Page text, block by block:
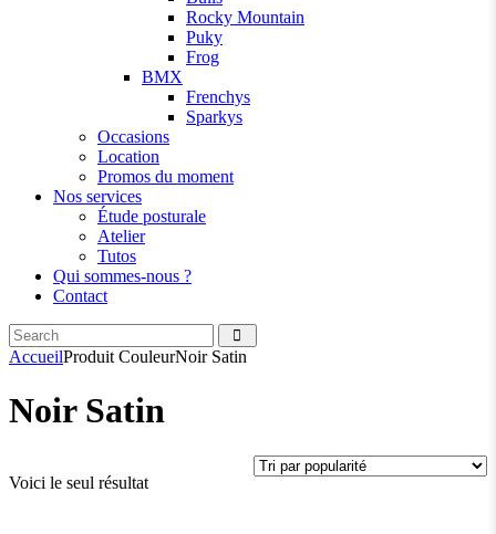
Rocky Mountain
Puky
Frog
BMX
Frenchys
Sparkys
Occasions
Location
Promos du moment
Nos services
Étude posturale
Atelier
Tutos
Qui sommes-nous ?
Contact
Search
facebook
instagramm
AccueilProduit CouleurNoir Satin
Noir Satin
Voici le seul résultat